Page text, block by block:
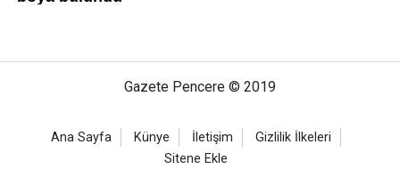
Gazete Pencere © 2019
Ana Sayfa Künye İletişim
Gizlilik İlkeleri
Sitene Ekle